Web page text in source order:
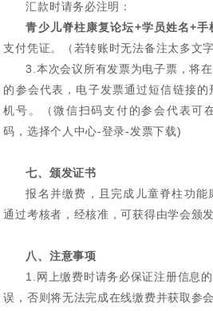
汇款时请务必注明：
青少儿脊柱康复论坛+学员姓名+手
支付凭证。（若转账时无法备注太多文
3.本次会议所有发票为电子票，将
的参会代表，电子发票通过短信链接
机号。（微信扫码支付的参会代表可
码，选择个人中心-登录-发票下载)
七、颁发证书
报名并缴费，且完成儿童脊柱功
通过考核者，经核准，可获得由学会颁
八、注意事项
1.网上缴费时请务必保证注册信息
误，否则将无法完成在线缴费并获取参